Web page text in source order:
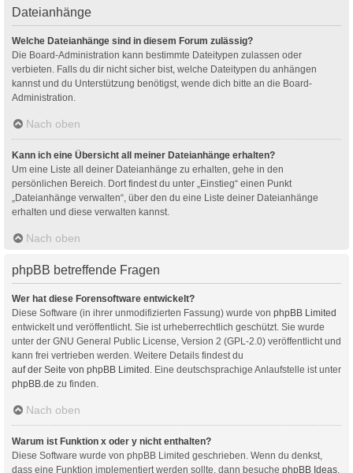
Dateianhänge
Welche Dateianhänge sind in diesem Forum zulässig?
Die Board-Administration kann bestimmte Dateitypen zulassen oder
verbieten. Falls du dir nicht sicher bist, welche Dateitypen du anhängen
kannst und du Unterstützung benötigst, wende dich bitte an die Board-
Administration.
Nach oben
Kann ich eine Übersicht all meiner Dateianhänge erhalten?
Um eine Liste all deiner Dateianhänge zu erhalten, gehe in den
persönlichen Bereich. Dort findest du unter „Einstieg“ einen Punkt
„Dateianhänge verwalten“, über den du eine Liste deiner Dateianhänge
erhalten und diese verwalten kannst.
Nach oben
phpBB betreffende Fragen
Wer hat diese Forensoftware entwickelt?
Diese Software (in ihrer unmodifizierten Fassung) wurde von phpBB Limited
entwickelt und veröffentlicht. Sie ist urheberrechtlich geschützt. Sie wurde
unter der GNU General Public License, Version 2 (GPL-2.0) veröffentlicht und
kann frei vertrieben werden. Weitere Details findest du
auf der Seite von phpBB Limited . Eine deutschsprachige Anlaufstelle ist unter
phpBB.de zu finden.
Nach oben
Warum ist Funktion x oder y nicht enthalten?
Diese Software wurde von phpBB Limited geschrieben. Wenn du denkst,
dass eine Funktion implementiert werden sollte, dann besuche phpBB Ideas